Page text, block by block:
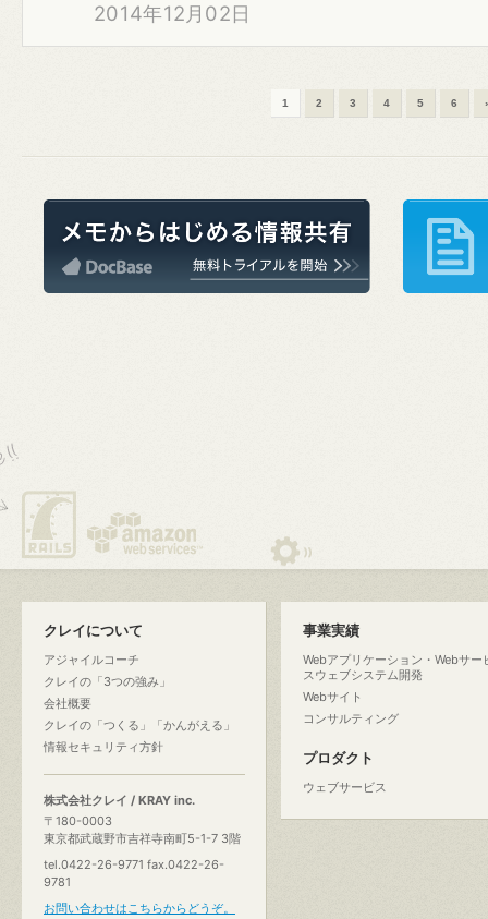
2014年12月02日
1 2 3 4 5 6
クレイについて
アジャイルコーチ
クレイの「3つの強み」
会社概要
クレイの「つくる」「かんがえる」
情報セキュリティ方針
株式会社クレイ / KRAY inc.
〒180-0003
東京都武蔵野市吉祥寺南町5-1-7 3階
tel.0422-26-9771 fax.0422-26-
9781
お問い合わせはこちらからどうぞ。
事業実績
Webアプリケーション・Webサー
スウェブシステム開発
Webサイト
コンサルティング
プロダクト
ウェブサービス